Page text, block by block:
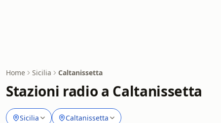
Home Sicilia Caltanissetta
Stazioni radio a Caltanissetta
Sicilia Caltanissetta